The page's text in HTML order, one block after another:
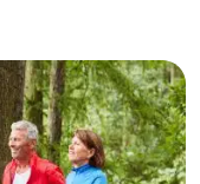
hoef je